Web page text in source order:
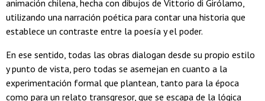
animación chilena, hecha con dibujos de Vittorio di Girólamo,
utilizando una narración poética para contar una historia que
establece un contraste entre la poesía y el poder.
En ese sentido, todas las obras dialogan desde su propio estilo
y punto de vista, pero todas se asemejan en cuanto a la
experimentación formal que plantean, tanto para la época
como para un relato transgresor, que se escapa de la lógica